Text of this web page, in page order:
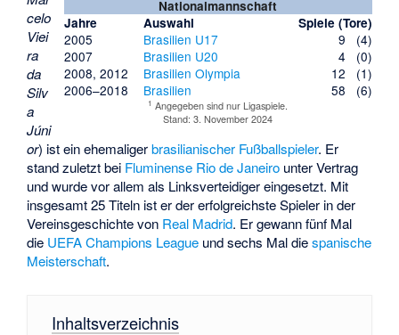
Nationalmannschaft
Jahre
Auswahl Spiele (Tore)
2005 Brasilien U17 9
(4)
2007
Brasilien U20 4
(0)
2008, 2012
Brasilien Olympia 12
(1)
2006–2018
Brasilien 58 (6)
1 Angegeben sind nur Ligaspiele.
Stand: 3. November 2024
celo
Viei
ra
da
Silv
a
Júni
or) ist ein ehemaligerbrasilianischer Fußballspieler. Er
stand zuletzt bei Fluminense Rio de Janeiro unter Vertrag
und wurde vor allem als Linksverteidigereingesetzt. Mit
insgesamt 25 Titeln ist er der erfolgreichste Spieler in der
Vereinsgeschichte von Real Madrid. Er gewann fünf Mal
die UEFA Champions League und sechs Mal diespanische
Meisterschaft.
Inhaltsverzeichnis